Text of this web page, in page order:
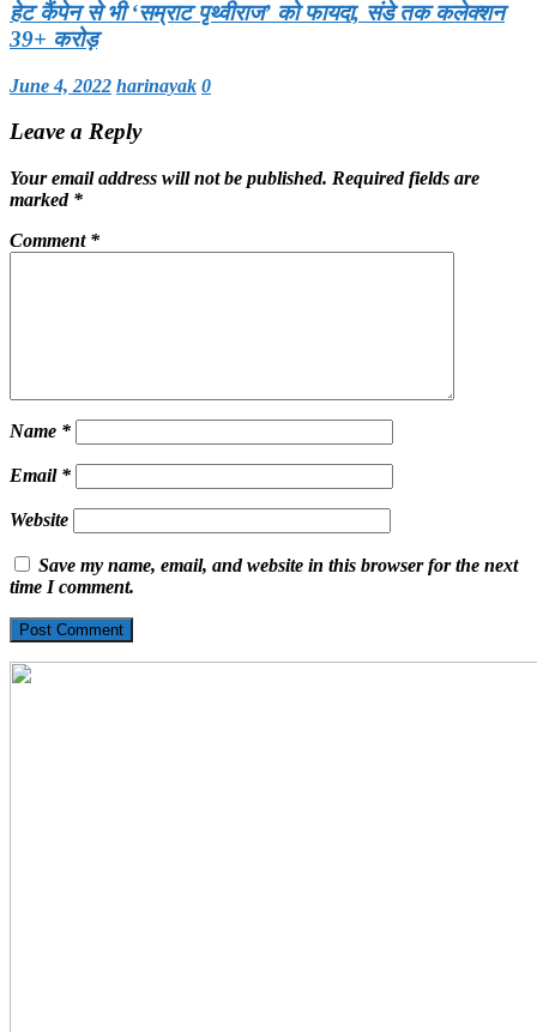
हेट कैंपेन से भी ‘सम्राट पृथ्वीराज’ को फायदा, संडे तक कलेक्शन
39+ करोड़
June 4, 2022 harinayak 0
Leave a Reply
Your email address will not be published. Required fields are
marked *
Comment *
Name *
Email *
Website
Save my name, email, and website in this browser for the next
time I comment.